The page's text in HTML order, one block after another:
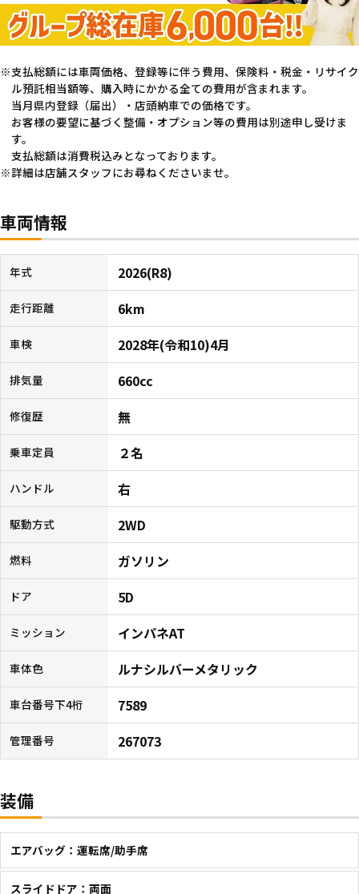
支払総額には車両価格、登録等に伴う費用、保険料・税金・リサイク
ル預託相当額等、購入時にかかる全ての費用が含まれます。
当月県内登録（届出）・店頭納車での価格です。
お客様の要望に基づく整備・オプション等の費用は別途申し受けま
す。
支払総額は消費税込みとなっております。
詳細は店舗スタッフにお尋ねくださいませ。
車両情報
年式 2026(R8)
走行距離 6km
車検 2028年(令和10)4月
排気量 660cc
修復歴 無
乗車定員 ２名
ハンドル 右
駆動方式 2WD
燃料 ガソリン
ドア 5D
ミッション インパネAT
車体色 ルナシルバーメタリック
車台番号下4桁 7589
管理番号 267073
装備
エアバッグ：運転席/助手席
スライドドア：両面